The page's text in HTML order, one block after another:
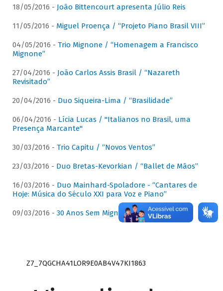
18/05/2016 - João Bittencourt apresenta Júlio Reis
11/05/2016 - Miguel Proença / “Projeto Piano Brasil VIII”
04/05/2016 - Trio Mignone / “Homenagem a Francisco
Mignone”
27/04/2016 - João Carlos Assis Brasil / “Nazareth
Revisitado”
20/04/2016 - Duo Siqueira-Lima / “Brasilidade”
06/04/2016 - Lícia Lucas / "Italianos no Brasil, uma
Presença Marcante"
30/03/2016 - Trio Capitu / “Novos Ventos”
23/03/2016 - Duo Bretas-Kevorkian / “Ballet de Mãos”
16/03/2016 - Duo Mainhard-Spoladore - “Cantares de
Hoje: Música do Século XXI para Voz e Piano”
09/03/2016 - 30 Anos Sem Mignone
Z7_7QGCHA41LOR9E0AB4V47KI1863